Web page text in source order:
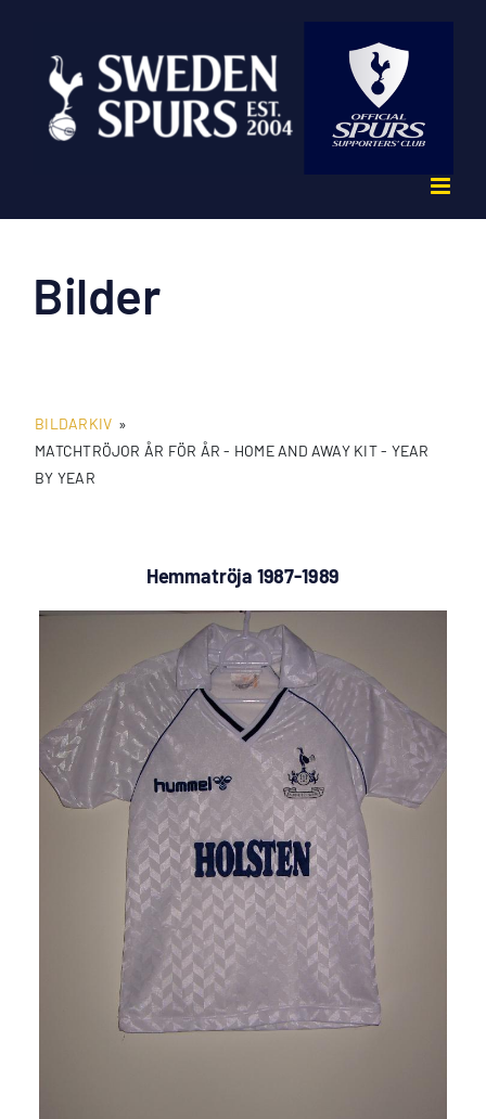
innehållet
Bilder
BILDARKIV »
MATCHTRÖJOR ÅR FÖR ÅR - HOME AND AWAY KIT - YEAR
BY YEAR
Hemmatröja 1987-1989